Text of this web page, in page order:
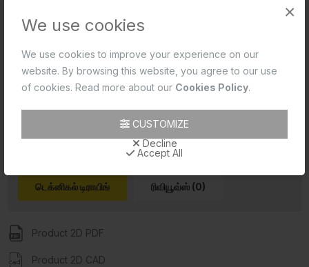
×
We use cookies
We use cookies to improve your experience on our
website. By browsing this website, you agree to our use
of cookies. Read more about our Cookies Policy.
CUSTOMIZE
Decline
Accept All
Jaquar reserves the right at its sole discretion, to
change/modify/alter any product specification at any time
without notice, where improvement can be effected in
design, development and dimensions.
டெக்னிகல் டிராயிங் ரிவியூவ்ஸ் (0)
Product 2D PDF
Product 2D CAD